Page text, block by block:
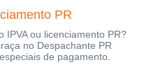
PR
IPVA ou licenciamento PR?
no Despachante PR
de pagamento.